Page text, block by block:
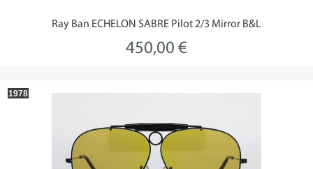
Ray Ban ECHELON SABRE Pilot 2/3 Mirror B&L
450,00 €
1978